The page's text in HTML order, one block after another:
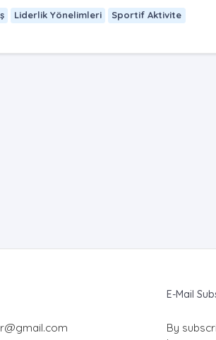
Liderlik Yönelimleri Sportif Aktivite
E-Mail
By